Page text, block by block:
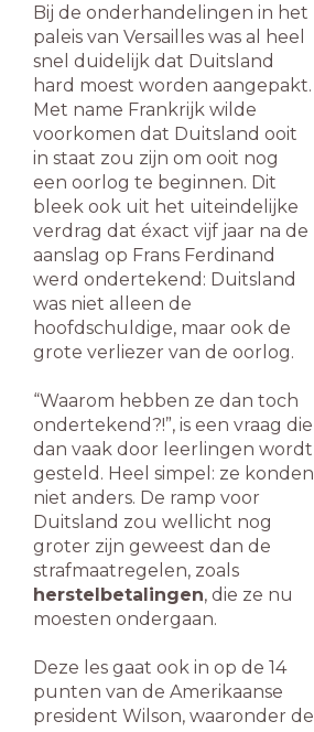
Bij de onderhandelingen in het
paleis van Versailles was al heel
snel duidelijk dat Duitsland
hard moest worden aangepakt.
Met name Frankrijk wilde
voorkomen dat Duitsland ooit
in staat zou zijn om ooit nog
een oorlog te beginnen. Dit
bleek ook uit het uiteindelijke
verdrag dat éxact vijf jaar na de
aanslag op Frans Ferdinand
werd ondertekend: Duitsland
was niet alleen de
hoofdschuldige, maar ook de
grote verliezer van de oorlog.
“Waarom hebben ze dan toch
ondertekend?!”, is een vraag die
dan vaak door leerlingen wordt
gesteld. Heel simpel: ze konden
niet anders. De ramp voor
Duitsland zou wellicht nog
groter zijn geweest dan de
strafmaatregelen, zoals
herstelbetalingen, die ze nu
moesten ondergaan.
Deze les gaat ook in op de 14
punten van de Amerikaanse
president Wilson, waaronder de